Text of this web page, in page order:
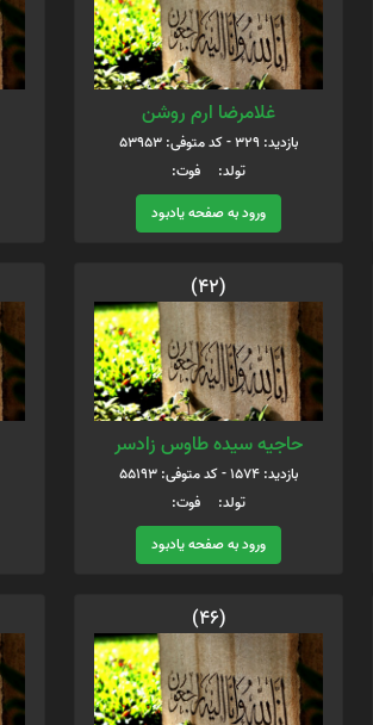
غلامرضا ارم روشن
بازدید: 329 - کد متوفی: 53953
تولد: فوت:
ورود به صفحه یادبود
(42)
حاجیه سیده طاوس زادسر
بازدید: 1574 - کد متوفی: 55193
تولد: فوت:
ورود به صفحه یادبود
(46)